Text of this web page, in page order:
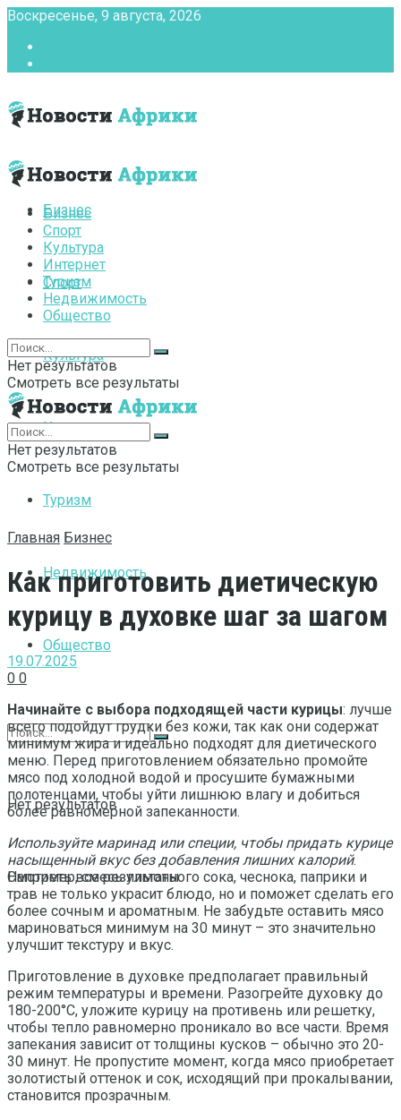
Воскресенье, 9 августа, 2026
Бизнес
Спорт
Культура
Интернет
Туризм
Недвижимость
Общество
Нет результатов
Смотреть все результаты
Бизнес
Спорт
Культура
Интернет
Туризм
Недвижимость
Общество
Нет результатов
Смотреть все результаты
Нет результатов
Смотреть все результаты
Главная Бизнес
Как приготовить диетическую
курицу в духовке шаг за шагом
19.07.2025
0 0
Начинайте с выбора подходящей части курицы: лучше
всего подойдут грудки без кожи, так как они содержат
минимум жира и идеально подходят для диетического
меню. Перед приготовлением обязательно промойте
мясо под холодной водой и просушите бумажными
полотенцами, чтобы уйти лишнюю влагу и добиться
более равномерной запеканности.
Используйте маринад или специи, чтобы придать курице
насыщенный вкус без добавления лишних калорий.
Например, смесь лимонного сока, чеснока, паприки и
трав не только украсит блюдо, но и поможет сделать его
более сочным и ароматным. Не забудьте оставить мясо
мариноваться минимум на 30 минут – это значительно
улучшит текстуру и вкус.
Приготовление в духовке предполагает правильный
режим температуры и времени. Разогрейте духовку до
180-200°C, уложите курицу на противень или решетку,
чтобы тепло равномерно проникало во все части. Время
запекания зависит от толщины кусков – обычно это 20-
30 минут. Не пропустите момент, когда мясо приобретает
золотистый оттенок и сок, исходящий при прокалывании,
становится прозрачным.